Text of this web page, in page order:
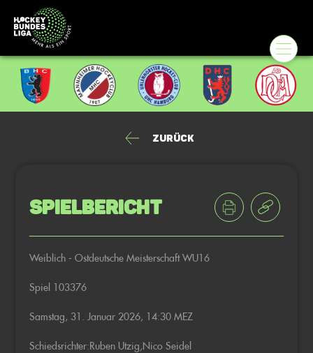
Zurück
Spielbericht
Weiblich - Ostdeutsche Meisterschaft WU16
Spiel 103376
Samstag, 31. Januar 2026, 14:30 MEZ
Schiedsrichter:Ruben Utzig,Nico Seidel